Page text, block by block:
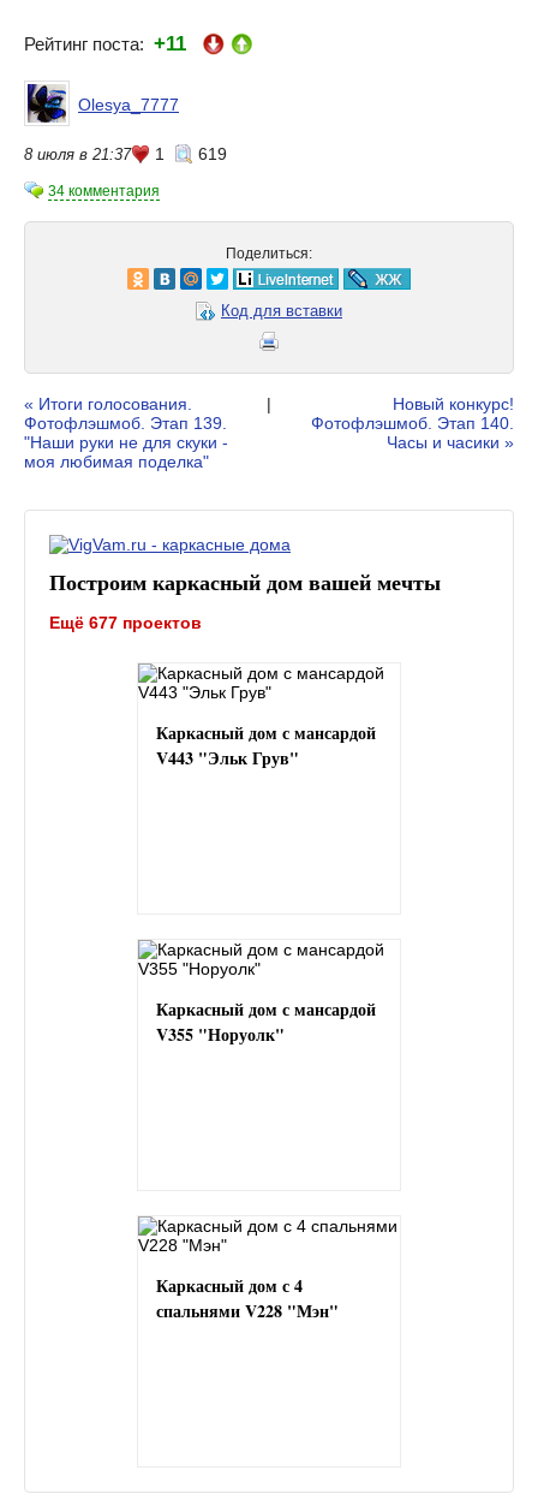
Рейтинг поста: +11
Olesya_7777
8 июля в 21:37 1 619
34 комментария
Поделиться:
Код для вставки
« Итоги голосования.
Фотофлэшмоб. Этап 139.
"Наши руки не для скуки -
моя любимая поделка"
|
Новый конкурс!
Фотофлэшмоб. Этап 140.
Часы и часики »
Построим каркасный дом вашей мечты
Ещё 677 проектов
Каркасный дом с мансардой
V443 "Эльк Грув"
Каркасный дом с мансардой
V355 "Норуолк"
Каркасный дом с 4
спальнями V228 "Мэн"